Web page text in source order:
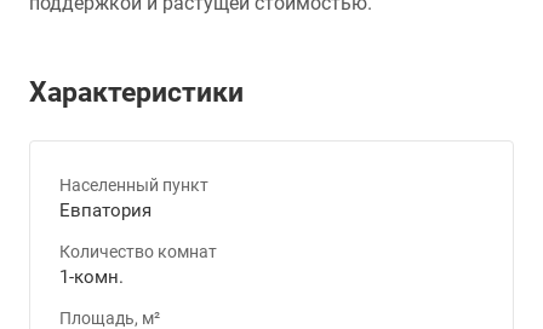
Характеристики
Населенный пункт
Евпатория
Количество комнат
1-комн.
Площадь, м²